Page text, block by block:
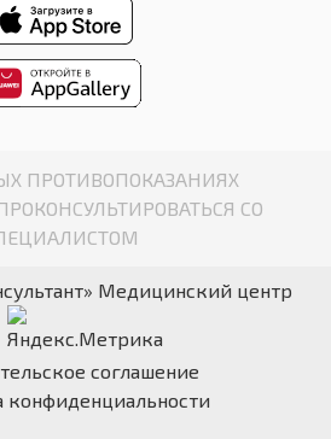
ПРОТИВОПОКАЗАНИЯХ
СО
Медицинский центр
соглашение
конфиденциальности